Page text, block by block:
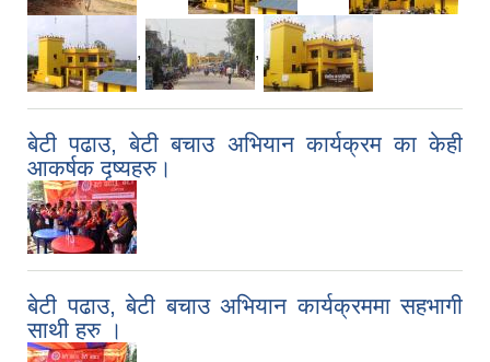
, ,
बेटी पढाउ, बेटी बचाउ अभियान कार्यक्रम का केही
आकर्षक दृष्यहरु।
बेटी पढाउ, बेटी बचाउ अभियान कार्यक्रममा सहभागी
साथी हरु ।